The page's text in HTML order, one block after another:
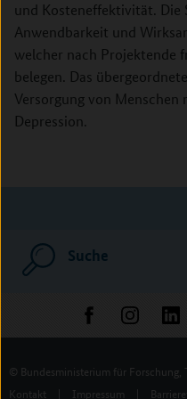
und Kosteneffektivität. Die
Anwendbarkeit und
welcher nach Projektende
belegen. Das
Versorgung von
Depression.
Suche
© Bundesministerium für
Kontakt
| Impressum |